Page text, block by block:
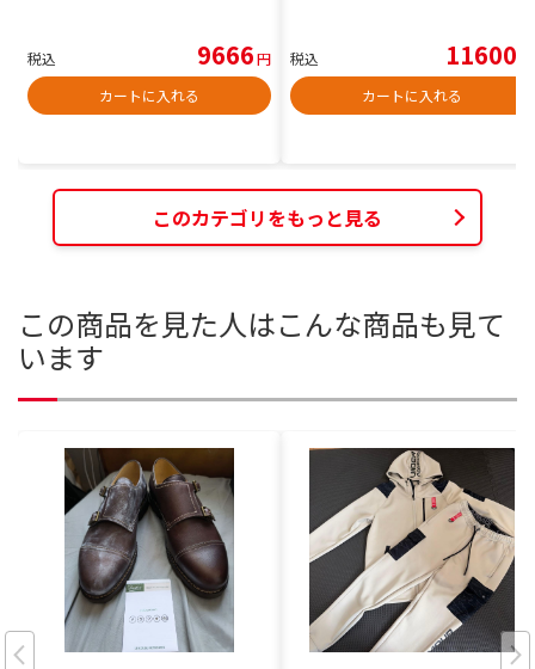
税込 9666円
カートに入れる
税込 11600
カートに入れる
このカテゴリをもっと見る
この商品を見た人はこんな商品も見て
います